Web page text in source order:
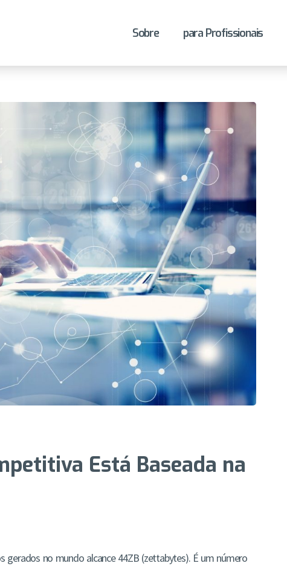
Sobre para Profissionais
Está Baseada na
gerados no mundo alcance 44ZB (zettabytes). É um número